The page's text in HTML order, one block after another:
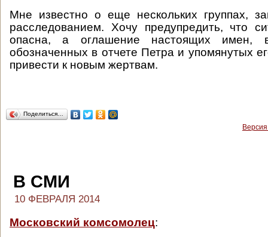
Мне известно о еще нескольких группах,
расследованием. Хочу предупредить, что
опасна, а оглашение настоящих имен,
обозначенных в отчете Петра и упомянутых
привести к новым жертвам.
Поделиться…
В СМИ
10 ФЕВРАЛЯ 2014
Московский комсомолец: